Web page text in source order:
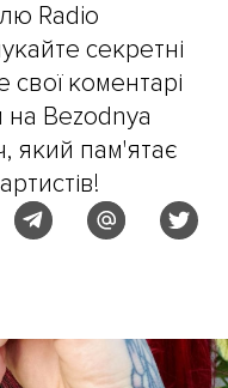
Radio
секретні
свої коментарі
на Bezodnya
який пам'ятає